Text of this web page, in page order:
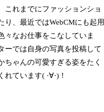
これまでにファッションショ
り、最近ではWebCMにも起用
々なお仕事をこなしていま
ーでは自身の写真を投稿して
ちゃんの可愛すぎる姿をたく
れています( ·∀·)！